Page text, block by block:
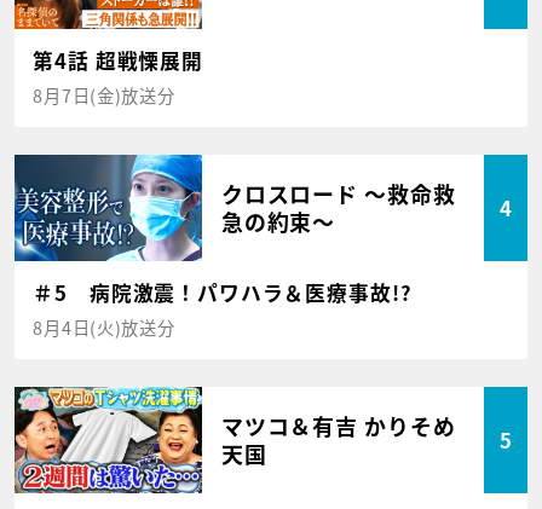
第4話 超戦慄展開
8月7日(金)放送分
クロスロード ～救命救
急の約束～
4
＃5 病院激震！パワハラ＆医療事故!?
8月4日(火)放送分
マツコ＆有吉 かりそめ
天国
5